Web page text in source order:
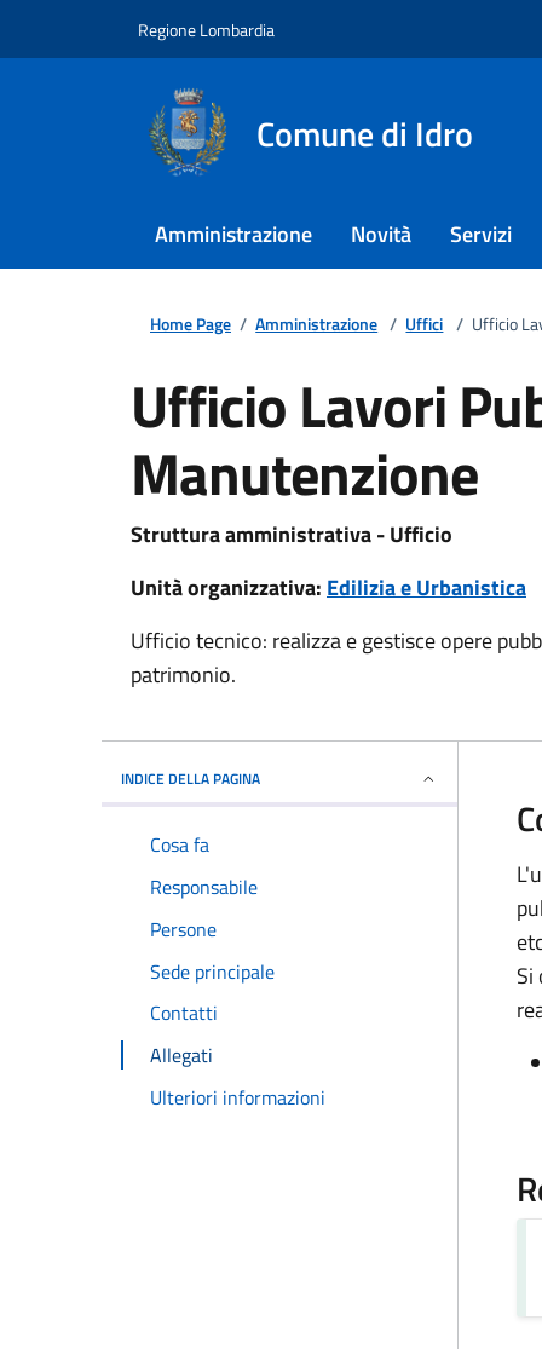
Regione Lombardia
Comune di Idro
Amministrazione Novità Servizi
Home Page / Amministrazione / Uffici / Ufficio
Ufficio Lavori
Manutenzione
Struttura amministrativa - Ufficio
Unità organizzativa: Edilizia e Urbanistica
Ufficio tecnico: realizza e gestisce opere
patrimonio.
INDICE DELLA PAGINA
Cosa fa
Responsabile
Persone
Sede principale
Contatti
Allegati
Ulteriori informazioni
Si